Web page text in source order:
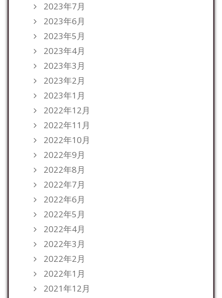
2023年7月
2023年6月
2023年5月
2023年4月
2023年3月
2023年2月
2023年1月
2022年12月
2022年11月
2022年10月
2022年9月
2022年8月
2022年7月
2022年6月
2022年5月
2022年4月
2022年3月
2022年2月
2022年1月
2021年12月